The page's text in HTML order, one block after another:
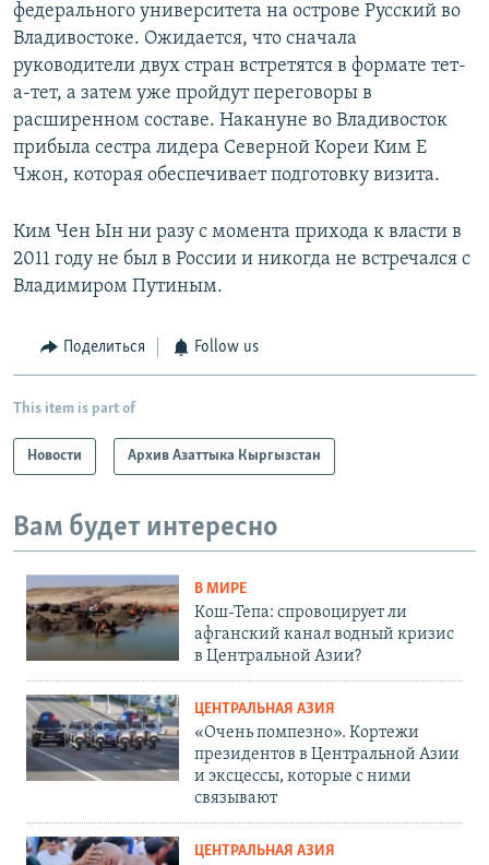
федерального университета на острове Русский во
Владивостоке. Ожидается, что сначала
руководители двух стран встретятся в формате тет-
а-тет, а затем уже пройдут переговоры в
расширенном составе. Накануне во Владивосток
прибыла сестра лидера Северной Кореи Ким Е
Чжон, которая обеспечивает подготовку визита.
Ким Чен Ын ни разу с момента прихода к власти в
2011 году не был в России и никогда не встречался с
Владимиром Путиным.
Поделиться Follow us
This item is part of
Новости Архив Азаттыка Кыргызстан
Вам будет интересно
В МИРЕ
Кош-Тепа: спровоцирует ли
афганский канал водный кризис
в Центральной Азии?
ЦЕНТРАЛЬНАЯ АЗИЯ
«Очень помпезно». Кортежи
президентов в Центральной Азии
и эксцессы, которые с ними
связывают
ЦЕНТРАЛЬНАЯ АЗИЯ